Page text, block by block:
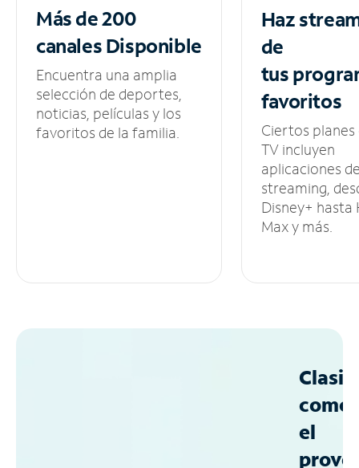
Más de 200
canalesDisponible
Encuentra una amplia
selección de deportes,
noticias, películas y los
favoritos de la familia.
Haz
de
tus
favoritos
Ciertos planes
TV incluyen
aplicaciones
streaming,
Disney+ hasta
Max y más.
como
el